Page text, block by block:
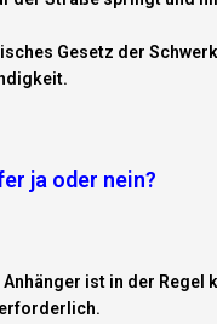
Gesetz der
ja oder nein?
ist in der Regel